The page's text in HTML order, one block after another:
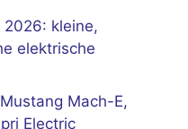
kleine,
elektrische
Mach-E,
Electric